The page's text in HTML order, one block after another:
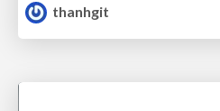
thanhgit